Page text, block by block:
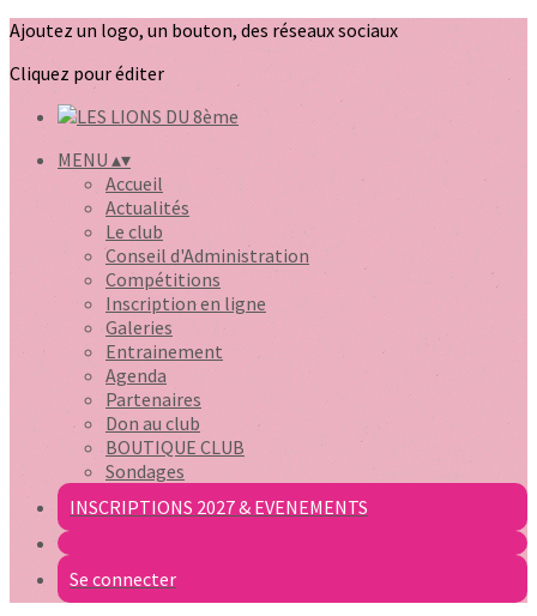
Ajoutez un logo, un bouton, des réseaux sociaux
Cliquez pour éditer
MENU▴▾
Accueil
Actualités
Le club
Conseil d'Administration
Compétitions
Inscription en ligne
Galeries
Entrainement
Agenda
Partenaires
Don au club
BOUTIQUE CLUB
Sondages
INSCRIPTIONS 2027 & EVENEMENTS
Se connecter